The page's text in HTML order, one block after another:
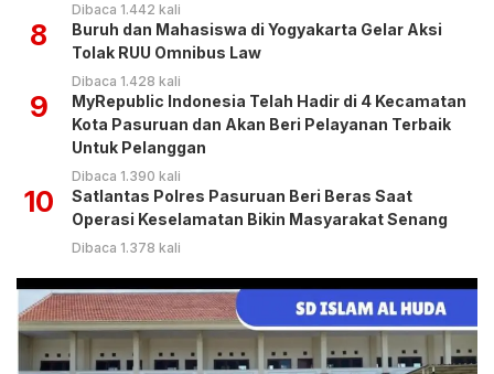
Dibaca 1.442 kali
8
Buruh dan Mahasiswa di Yogyakarta Gelar Aksi
Tolak RUU Omnibus Law
Dibaca 1.428 kali
9
MyRepublic Indonesia Telah Hadir di 4 Kecamatan
Kota Pasuruan dan Akan Beri Pelayanan Terbaik
Untuk Pelanggan
Dibaca 1.390 kali
10
Satlantas Polres Pasuruan Beri Beras Saat
Operasi Keselamatan Bikin Masyarakat Senang
Dibaca 1.378 kali